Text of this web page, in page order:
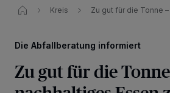
Kreis Zu gut für die Tonne
Die Abfallberatung informiert
Zu gut für die